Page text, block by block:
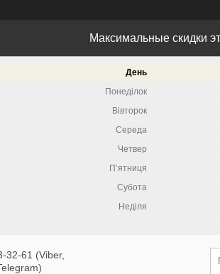
Максимальные скидки
День
Понеділок
Вівторок
Середа
Четвер
Пʼятниця
Субота
Неділя
32-61 (Viber,